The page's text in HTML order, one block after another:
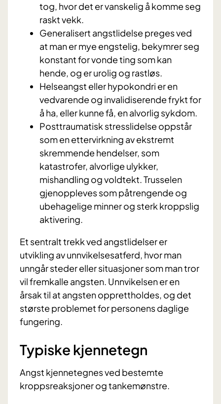
tog, hvor det er vanskelig å komme seg
raskt vekk.
Generalisert angstlidelse preges ved
at man er mye engstelig, bekymrer seg
konstant for vonde ting som kan
hende, og er urolig og rastløs.
Helseangst eller hypokondri er en
vedvarende og invalidiserende frykt for
å ha, eller kunne få, en alvorlig sykdom.
Posttraumatisk stresslidelse oppstår
som en ettervirkning av ekstremt
skremmende hendelser, som
katastrofer, alvorlige ulykker,
mishandling og voldtekt. Trusselen
gjenoppleves som påtrengende og
ubehagelige minner og sterk kroppslig
aktivering.
Et sentralt trekk ved angstlidelser er
utvikling av unnvikelsesatferd, hvor man
unngår steder eller situasjoner som man tror
vil fremkalle angsten. Unnvikelsen er en
årsak til at angsten opprettholdes, og det
største problemet for personens daglige
fungering.
Typiske kjennetegn
Angst kjennetegnes ved bestemte
kroppsreaksjoner og tankemønstre.